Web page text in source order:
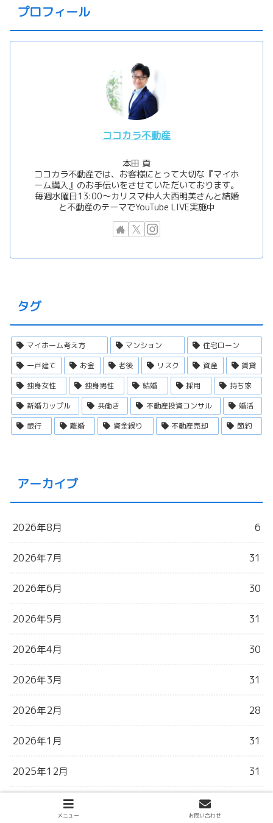
プロフィール
ココカラ不動産
本田 貢
ココカラ不動産では、お客様にとって大切な『マイホ
ーム購入』のお手伝いをさせていただいております。
毎週水曜日13:00〜カリスマ仲人大西明美さんと結婚
と不動産のテーマでYouTube LIVE実施中
タグ
マイホーム考え方 マンション
住宅ローン
一戸建て
お金 老後 リスク 資産
賃貸
独身女性
独身男性 結婚 採用
持ち家
新婚カップル
共働き 不動産投資コンサル
婚活
銀行
離婚 資金繰り 不動産売却 節約
アーカイブ
2026年8月 6
2026年7月 31
2026年6月 30
2026年5月 31
2026年4月 30
2026年3月 31
2026年2月 28
2026年1月 31
2025年12月 31
2025年11月
メニュー お問い合わせ